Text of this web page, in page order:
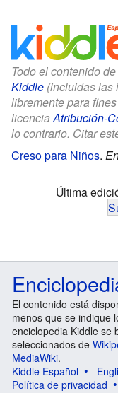
Todo el contenido
Kiddle (incluidas las
libremente para
licenciaAtribución-
lo contrario. Citar
Creso para Niños.
Última
El contenido está
menos que se indique
enciclopedia Kiddle se
seleccionados de
MediaWiki.
Kiddle Español
Política de privacidad